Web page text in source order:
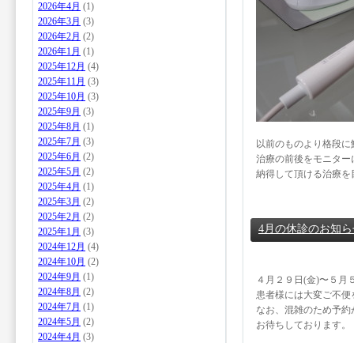
以前のものより格段
治療の前後をモニタ
納得して頂ける治療を
4月の休診のお知
４月２９日(金)〜５月
患者様には大変ご不
なお、混雑のため予
お待ちしております。
2026年4月 (1)
2026年3月 (3)
2026年2月 (2)
2026年1月 (1)
2025年12月 (4)
2025年11月 (3)
2025年10月 (3)
2025年9月 (3)
2025年8月 (1)
2025年7月 (3)
2025年6月 (2)
2025年5月 (2)
2025年4月 (1)
2025年3月 (2)
2025年2月 (2)
2025年1月 (3)
2024年12月 (4)
2024年10月 (2)
2024年9月 (1)
2024年8月 (2)
2024年7月 (1)
2024年5月 (2)
2024年4月 (3)